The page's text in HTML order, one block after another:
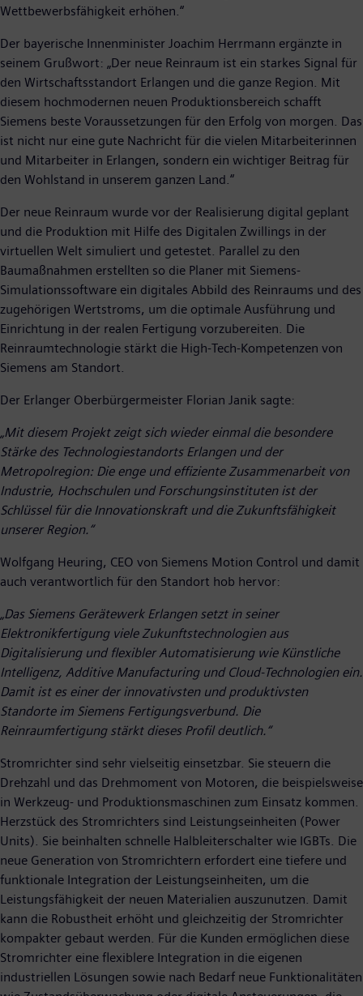
Wettbewerbsfähigkeit erhöhen.“
Der bayerische Innenminister Joachim Herrmann ergänzte in
seinem Grußwort: „Der neue Reinraum ist ein starkes Signal für
den Wirtschaftsstandort Erlangen und die ganze Region. Mit
diesem hochmodernen neuen Produktionsbereich schafft
Siemens beste Voraussetzungen für den Erfolg von morgen. Das
ist nicht nur eine gute Nachricht für die vielen Mitarbeiterinnen
und Mitarbeiter in Erlangen, sondern ein wichtiger Beitrag für
den Wohlstand in unserem ganzen Land.“
Der neue Reinraum wurde vor der Realisierung digital geplant
und die Produktion mit Hilfe des Digitalen Zwillings in der
virtuellen Welt simuliert und getestet. Parallel zu den
Baumaßnahmen erstellten so die Planer mit Siemens-
Simulationssoftware ein digitales Abbild des Reinraums und des
zugehörigen Wertstroms, um die optimale Ausführung und
Einrichtung in der realen Fertigung vorzubereiten. Die
Reinraumtechnologie stärkt die High-Tech-Kompetenzen von
Siemens am Standort.
Der Erlanger Oberbürgermeister Florian Janik sagte:
„Mit diesem Projekt zeigt sich wieder einmal die besondere
Stärke des Technologiestandorts Erlangen und der
Metropolregion: Die enge und effiziente Zusammenarbeit von
Industrie, Hochschulen und Forschungsinstituten ist der
Schlüssel für die Innovationskraft und die Zukunftsfähigkeit
unserer Region.“
Wolfgang Heuring, CEO von Siemens Motion Control und damit
auch verantwortlich für den Standort hob hervor:
„Das Siemens Gerätewerk Erlangen setzt in seiner
Elektronikfertigung viele Zukunftstechnologien aus
Digitalisierung und flexibler Automatisierung wie Künstliche
Intelligenz, Additive Manufacturing und Cloud-Technologien ein.
Damit ist es einer der innovativsten und produktivsten
Standorte im Siemens Fertigungsverbund. Die
Reinraumfertigung stärkt dieses Profil deutlich.“
Stromrichter sind sehr vielseitig einsetzbar. Sie steuern die
Drehzahl und das Drehmoment von Motoren, die beispielsweise
in Werkzeug- und Produktionsmaschinen zum Einsatz kommen.
Herzstück des Stromrichters sind Leistungseinheiten (Power
Units). Sie beinhalten schnelle Halbleiterschalter wie IGBTs. Die
neue Generation von Stromrichtern erfordert eine tiefere und
funktionale Integration der Leistungseinheiten, um die
Leistungsfähigkeit der neuen Materialien auszunutzen. Damit
kann die Robustheit erhöht und gleichzeitig der Stromrichter
kompakter gebaut werden. Für die Kunden ermöglichen diese
Stromrichter eine flexiblere Integration in die eigenen
industriellen Lösungen sowie nach Bedarf neue Funktionalitäten